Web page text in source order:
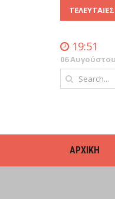
ΣΥΝΈΛΕΥΣΗ 8
19:51
06
ΑΡΧΙΚΉ